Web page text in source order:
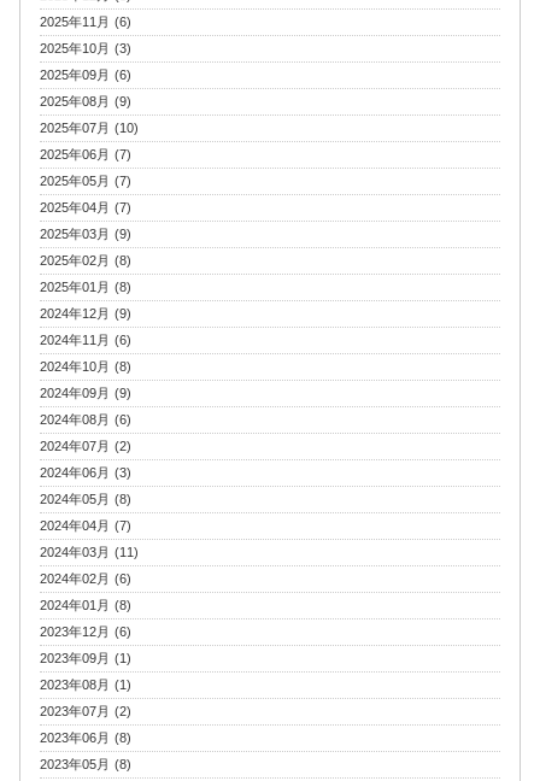
2025年11月 (6)
2025年10月 (3)
2025年09月 (6)
2025年08月 (9)
2025年07月 (10)
2025年06月 (7)
2025年05月 (7)
2025年04月 (7)
2025年03月 (9)
2025年02月 (8)
2025年01月 (8)
2024年12月 (9)
2024年11月 (6)
2024年10月 (8)
2024年09月 (9)
2024年08月 (6)
2024年07月 (2)
2024年06月 (3)
2024年05月 (8)
2024年04月 (7)
2024年03月 (11)
2024年02月 (6)
2024年01月 (8)
2023年12月 (6)
2023年09月 (1)
2023年08月 (1)
2023年07月 (2)
2023年06月 (8)
2023年05月 (8)